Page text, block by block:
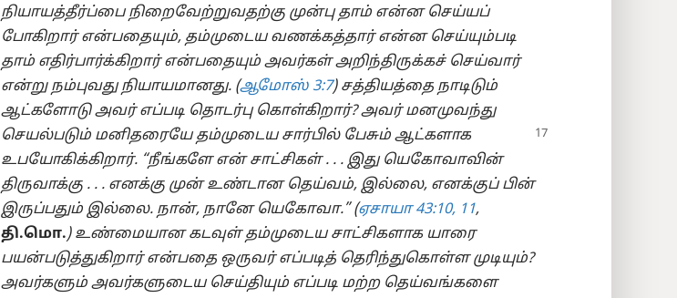
நியாயத்தீர்ப்பை நிறைவேற்றுவதற்கு முன்பு தாம் என்ன செய்யப்
போகிறார் என்பதையும், தம்முடைய வணக்கத்தார் என்ன செய்யும்படி
தாம் எதிர்பார்க்கிறார் என்பதையும் அவர்கள் அறிந்திருக்கச் செய்வார்
என்று நம்புவது நியாயமானது. (ஆமோஸ் 3:7) சத்தியத்தை நாடிடும்
ஆட்களோடு அவர் எப்படி தொடர்பு கொள்கிறார்? அவர் மனமுவந்து
செயல்படும் மனிதரையே தம்முடைய சார்பில் பேசும் ஆட்களாக
உபயோகிக்கிறார். “நீங்களே என் சாட்சிகள் . . . இது யெகோவாவின்
திருவாக்கு . . . எனக்கு முன் உண்டான தெய்வம், இல்லை, எனக்குப் பின்
இருப்பதும் இல்லை. நான், நானே யெகோவா.” (ஏசாயா 43:10, 11,
தி.மொ.) உண்மையான கடவுள் தம்முடைய சாட்சிகளாக யாரை
பயன்படுத்துகிறார் என்பதை ஒருவர் எப்படித் தெரிந்துகொள்ள முடியும்?
அவர்களும் அவர்களுடைய செய்தியும் எப்படி மற்ற தெய்வங்களை